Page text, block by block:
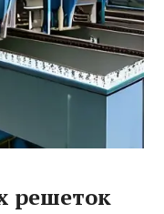
решеток